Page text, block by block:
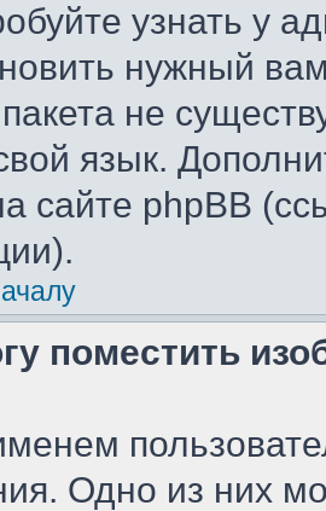
узнать у
нужный
не
язык.
сайте phpBB
поместить
Одно из них